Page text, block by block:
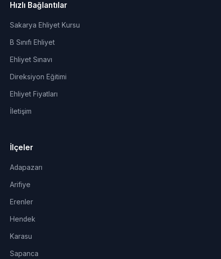
Hızlı Bağlantılar
Sakarya Ehliyet Kursu
B Sınıfı Ehliyet
Ehliyet Sınavı
Direksiyon Eğitimi
Ehliyet Fiyatları
İletişim
İlçeler
Adapazarı
Arifiye
Erenler
Hendek
Karasu
Sapanca